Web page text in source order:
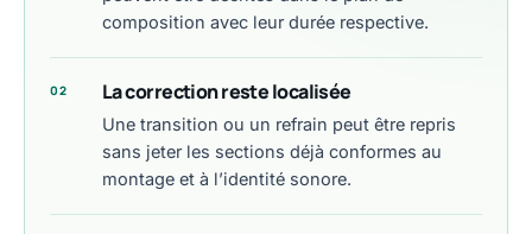
composition avec leur durée respective.
02 La correction reste localisée
Une transition ou un refrain peut être repris
sans jeter les sections déjà conformes au
montage et à l’identité sonore.